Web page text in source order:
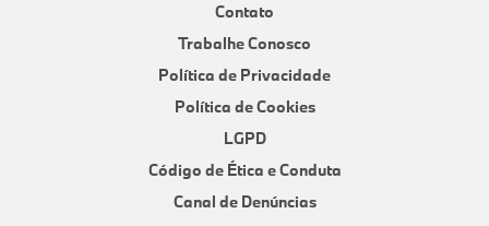
Contato
Trabalhe Conosco
Política de Privacidade
Política de Cookies
LGPD
Código de Ética e Conduta
Canal de Denúncias